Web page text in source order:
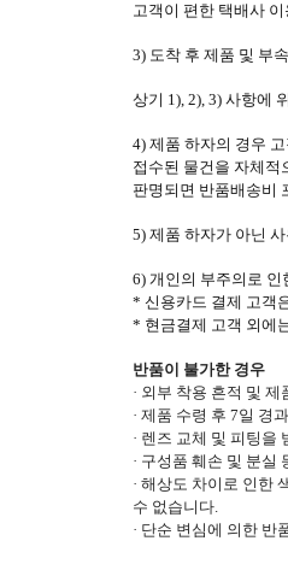
고객이 편한 택배사
3) 도착 후 제품 및 부
상기 1), 2), 3) 사항에
4) 제품 하자의 경우
접수된 물건을 자체적
판명되면 반품배송비
5) 제품 하자가 아닌
6) 개인의 부주의로
* 신용카드 결제 고객
* 현금결제 고객 외에
반품이 불가한 경우
· 외부 착용 흔적 및 제
· 제품 수령 후 7일 경과
· 렌즈 교체 및 피팅을
· 구성품 훼손 및 분실
· 해상도 차이로 인한
수 없습니다.
· 단순 변심에 의한 반